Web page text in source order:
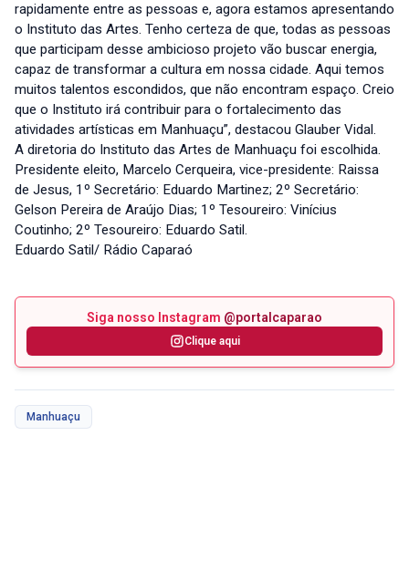
rapidamente entre as pessoas e, agora estamos apresentando
o Instituto das Artes. Tenho certeza de que, todas as pessoas
que participam desse ambicioso projeto vão buscar energia,
capaz de transformar a cultura em nossa cidade. Aqui temos
muitos talentos escondidos, que não encontram espaço. Creio
que o Instituto irá contribuir para o fortalecimento das
atividades artísticas em Manhuaçu”, destacou Glauber Vidal.
A diretoria do Instituto das Artes de Manhuaçu foi escolhida.
Presidente eleito, Marcelo Cerqueira, vice-presidente: Raissa
de Jesus, 1º Secretário: Eduardo Martinez; 2º Secretário:
Gelson Pereira de Araújo Dias; 1º Tesoureiro: Vinícius
Coutinho; 2º Tesoureiro: Eduardo Satil.
Eduardo Satil/ Rádio Caparaó
Siga nosso Instagram @portalcaparao
Clique aqui
Manhuaçu